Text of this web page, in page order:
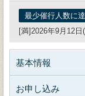
最少催行人数に
[満]2026年9月12
基本情報
お申し込み